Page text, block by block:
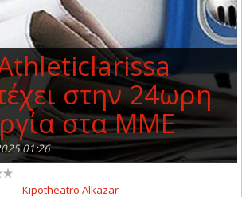
στην 24ωρη
στα ΜΜΕ
01:26